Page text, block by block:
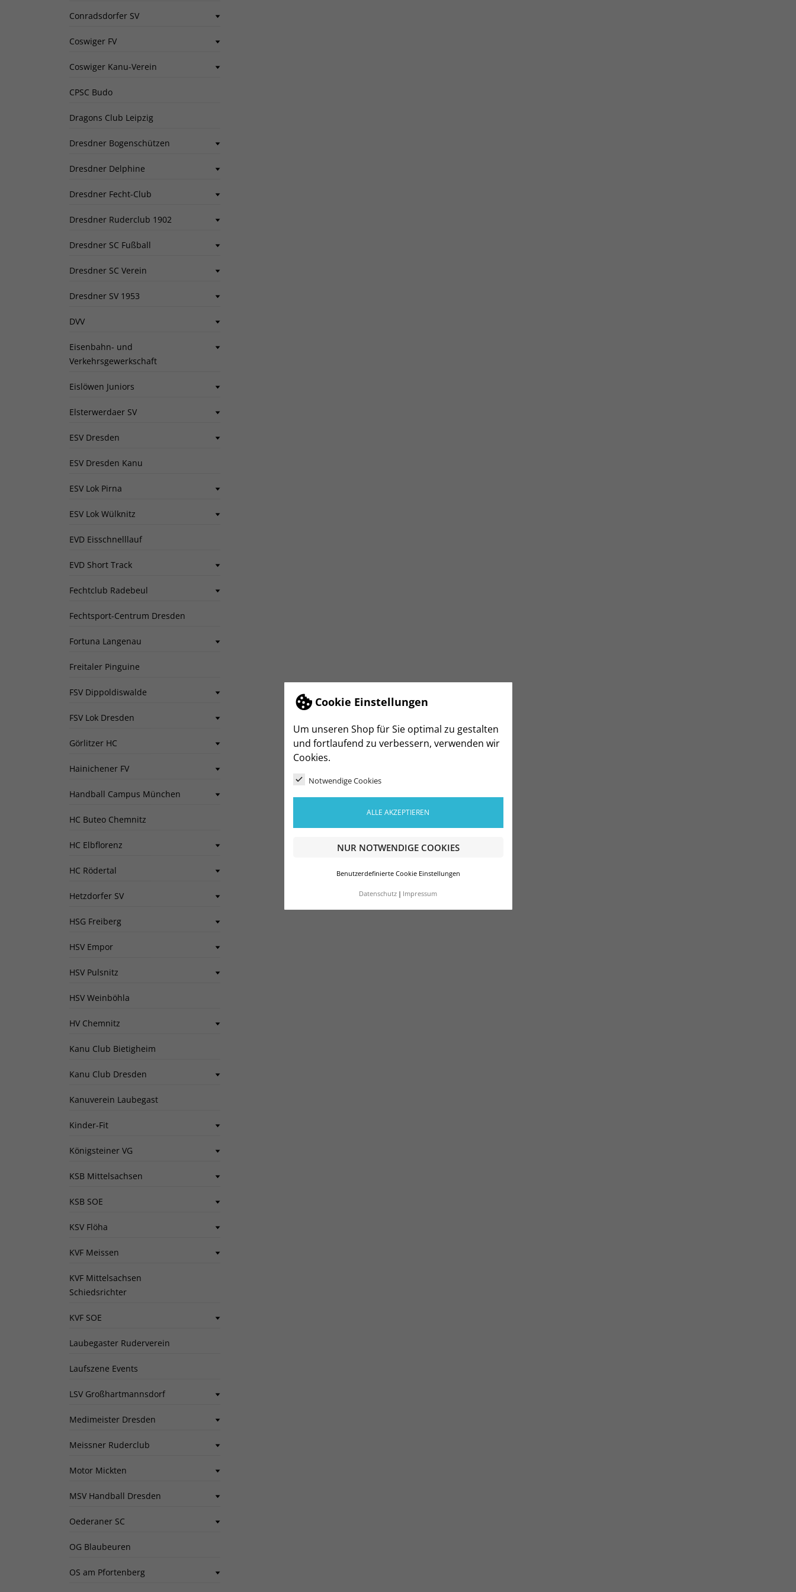
Cookie Einstellungen
Um unseren Shop für Sie optimal zu gestalten
und fortlaufend zu verbessern, verwenden wir
Cookies.
Notwendige Cookies
ALLE AKZEPTIEREN
NUR NOTWENDIGE COOKIES
Benutzerdefinierte Cookie Einstellungen
Datenschutz Impressum
Conradsdorfer SV
Coswiger FV
Coswiger Kanu-Verein
CPSC Budo
Dragons Club Leipzig
Dresdner Bogenschützen
Dresdner Delphine
Dresdner Fecht-Club
Dresdner Ruderclub 1902
Dresdner SC Fußball
Dresdner SC Verein
Dresdner SV 1953
DVV
Eisenbahn- und
Verkehrsgewerkschaft
Eislöwen Juniors
Elsterwerdaer SV
ESV Dresden
ESV Dresden Kanu
ESV Lok Pirna
ESV Lok Wülknitz
EVD Eisschnelllauf
EVD Short Track
Fechtclub Radebeul
Fechtsport-Centrum Dresden
Fortuna Langenau
Freitaler Pinguine
FSV Dippoldiswalde
FSV Lok Dresden
Görlitzer HC
Hainichener FV
Handball Campus München
HC Buteo Chemnitz
HC Elbflorenz
HC Rödertal
Hetzdorfer SV
HSG Freiberg
HSV Empor
HSV Pulsnitz
HSV Weinböhla
HV Chemnitz
Kanu Club Bietigheim
Kanu Club Dresden
Kanuverein Laubegast
Kinder-Fit
Königsteiner VG
KSB Mittelsachsen
KSB SOE
KSV Flöha
KVF Meissen
KVF Mittelsachsen
Schiedsrichter
KVF SOE
Laubegaster Ruderverein
Laufszene Events
LSV Großhartmannsdorf
Medimeister Dresden
Meissner Ruderclub
Motor Mickten
MSV Handball Dresden
Oederaner SC
OG Blaubeuren
OS am Pfortenberg